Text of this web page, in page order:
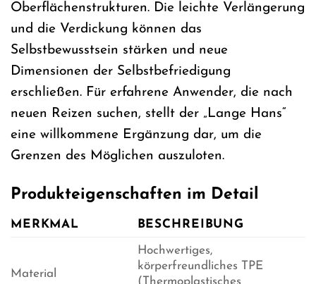
Oberflächenstrukturen. Die leichte Verlängerung
und die Verdickung können das
Selbstbewusstsein stärken und neue
Dimensionen der Selbstbefriedigung
erschließen. Für erfahrene Anwender, die nach
neuen Reizen suchen, stellt der „Lange Hans“
eine willkommene Ergänzung dar, um die
Grenzen des Möglichen auszuloten.
Produkteigenschaften im Detail
MERKMAL BESCHREIBUNG
Material
Hochwertiges,
körperfreundliches TPE